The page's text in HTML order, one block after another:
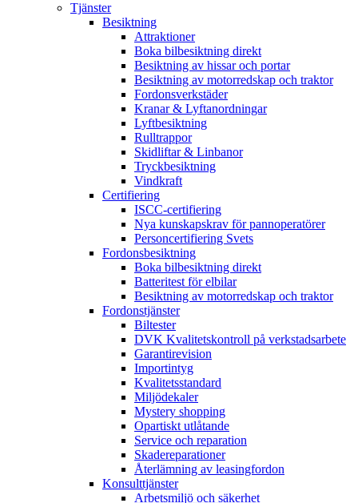
Tjänster
Besiktning
Attraktioner
Boka bilbesiktning direkt
Besiktning av hissar och portar
Besiktning av motorredskap och traktor
Fordonsverkstäder
Kranar & Lyftanordningar
Lyftbesiktning
Rulltrappor
Skidliftar & Linbanor
Tryckbesiktning
Vindkraft
Certifiering
ISCC-certifiering
Nya kunskapskrav för pannoperatörer
Personcertifiering Svets
Fordonsbesiktning
Boka bilbesiktning direkt
Batteritest för elbilar
Besiktning av motorredskap och traktor
Fordonstjänster
Biltester
DVK Kvalitetskontroll på verkstadsarbete
Garantirevision
Importintyg
Kvalitetsstandard
Miljödekaler
Mystery shopping
Opartiskt utlåtande
Service och reparation
Skadereparationer
Återlämning av leasingfordon
Konsulttjänster
Arbetsmiljö och säkerhet